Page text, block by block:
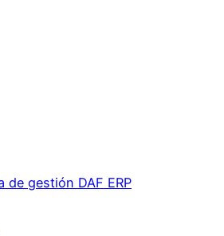
de gestión DAF ERP